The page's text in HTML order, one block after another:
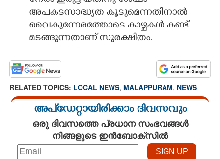
അപകടസാദ്ധ്യത കൂടുമെന്നതിനാൽ
വൈകുന്നേരത്തോടെ കാഴ്ചകൾ കണ്ട്
മടങ്ങുന്നതാണ് സുരക്ഷിതം.
RELATED TOPICS: LOCAL NEWS, MALAPPURAM, NEWS
അപ്ഡേറ്റായിരിക്കാം ദിവസവും
ഒരു ദിവസത്തെ പ്രധാന സംഭവങ്ങൾ
നിങ്ങളുടെ ഇൻബോക്സിൽ